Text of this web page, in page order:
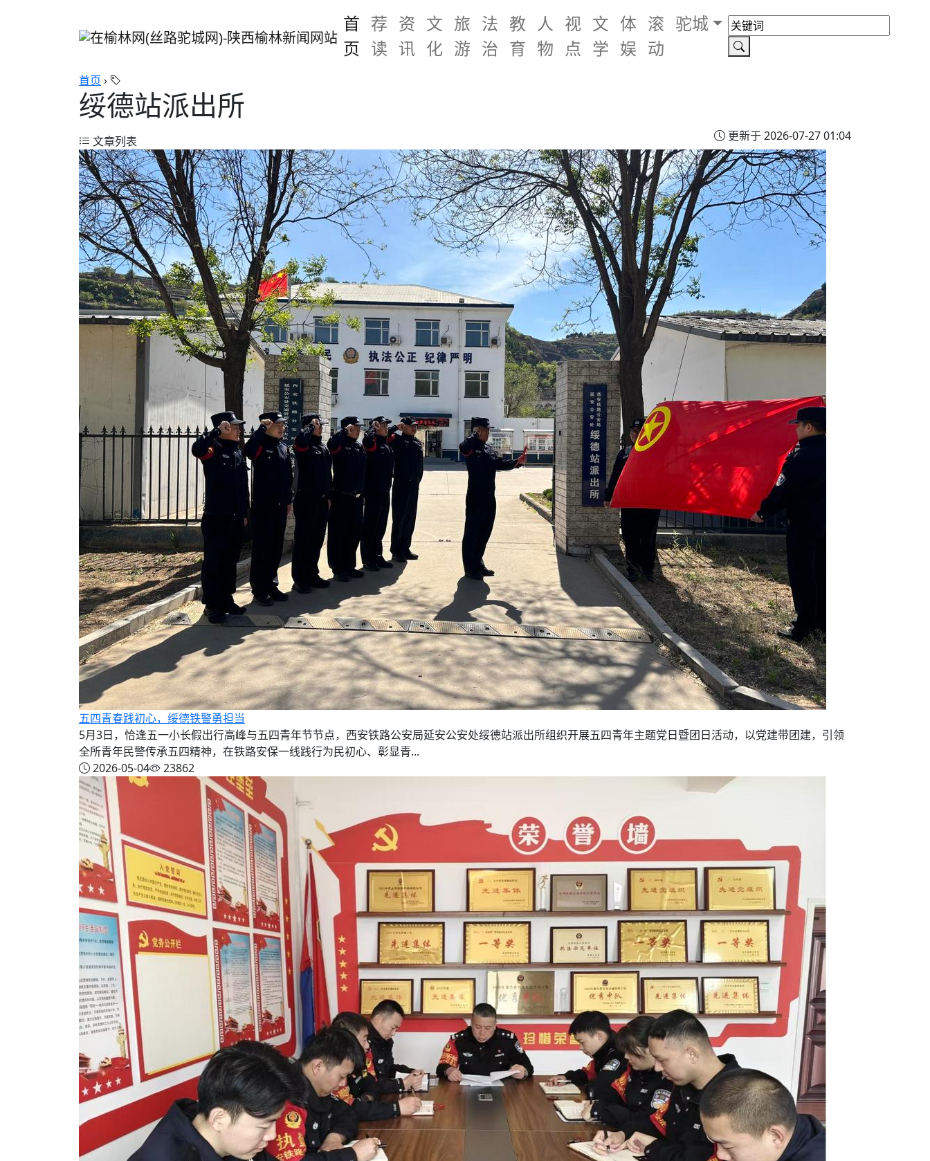
首
页
荐
读
资
讯
文
化
旅
游
法
治
教
育
人
物
视
点
文
学
体
娱
滚
动
驼城
首页 ›
绥德站派出所
更新于 2026-07-27 01:04
文章列表
五四青春践初心，绥德铁警勇担当
5月3日，恰逢五一小长假出行高峰与五四青年节节点，西安铁路公安局延安公安处绥德站派出所组织开展五四青年主题党日暨团日活动，以党建带团建，引领
全所青年民警传承五四精神，在铁路安保一线践行为民初心、彰显青...
2026-05-04
23862